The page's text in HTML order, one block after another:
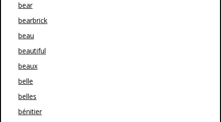
bear
bearbrick
beau
beautiful
beaux
belle
belles
bénitier